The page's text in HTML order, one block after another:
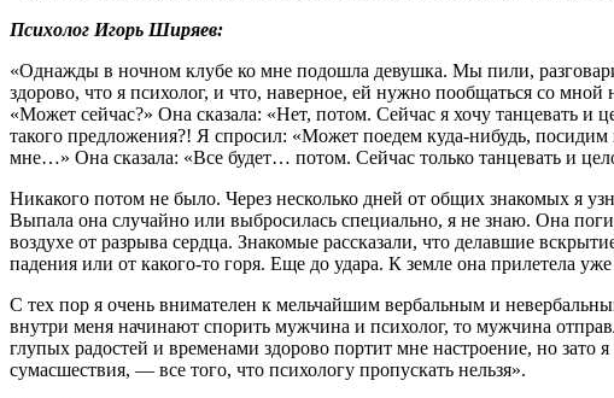
Психолог Игорь Ширяев:
«Однажды в ночном клубе ко мне подошла девушка. Мы пили,
здорово, что я психолог, и что, наверное, ей нужно пообщаться со
«Может сейчас?» Она сказала: «Нет, потом. Сейчас я хочу танцевать и
такого предложения?! Я спросил: «Может поедем куда-нибудь,
мне…» Она сказала: «Все будет… потом. Сейчас только танцевать и
Никакого потом не было. Через несколько дней от общих знакомых я
Выпала она случайно или выбросилась специально, я не знаю. Она
воздухе от разрыва сердца. Знакомые рассказали, что делавшие
падения или от какого-то горя. Еще до удара. К земле она прилетела
С тех пор я очень внимателен к мельчайшим вербальным и
внутри меня начинают спорить мужчина и психолог, то мужчина
глупых радостей и временами здорово портит мне настроение, но зато
сумасшествия, — все того, что психологу пропускать нельзя».